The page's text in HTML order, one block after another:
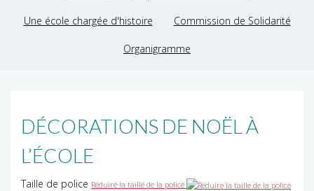
Une école chargée d'histoire Commission de Solidarité
Organigramme
DÉCORATIONS DE NOËL À
L’ÉCOLE
Taille de police Réduire la taille de la police